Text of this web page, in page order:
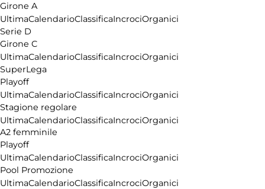
Girone A
UltimaCalendarioClassificaIncrociOrganici
Serie D
Girone C
UltimaCalendarioClassificaIncrociOrganici
SuperLega
Playoff
UltimaCalendarioClassificaIncrociOrganici
Stagione regolare
UltimaCalendarioClassificaIncrociOrganici
A2 femminile
Playoff
UltimaCalendarioClassificaIncrociOrganici
Pool Promozione
UltimaCalendarioClassificaIncrociOrganici